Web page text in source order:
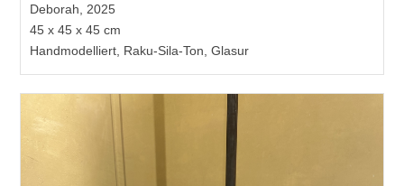
Deborah, 2025
45 x 45 x 45 cm
Handmodelliert, Raku-Sila-Ton, Glasur